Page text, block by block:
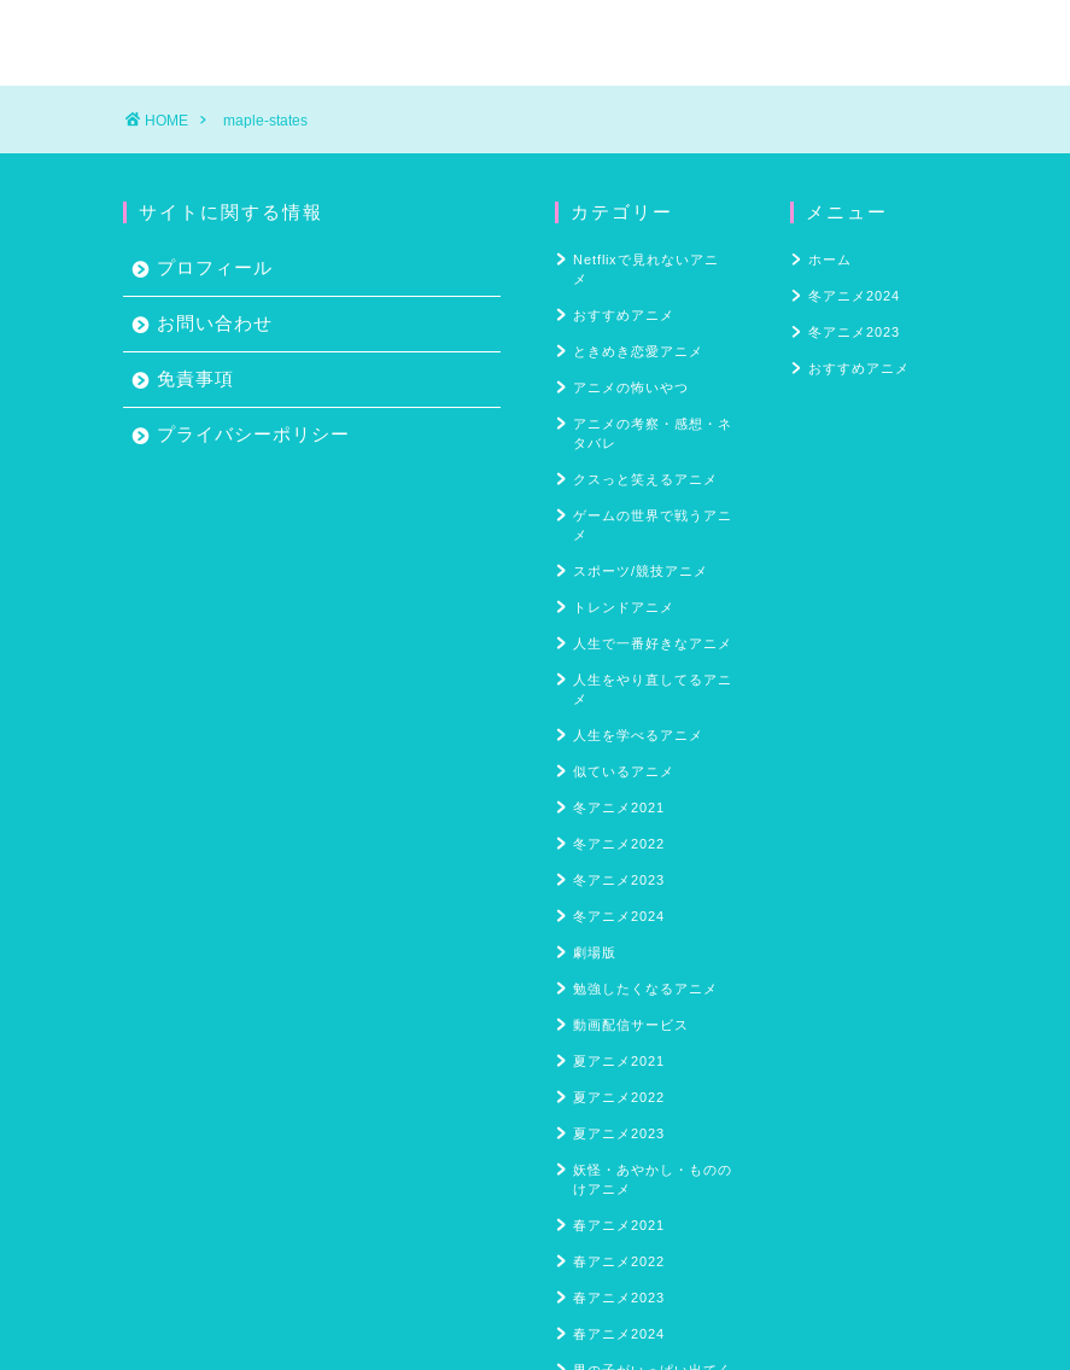
HOME maple-states
サイトに関する情報
プロフィール
お問い合わせ
免責事項
プライバシーポリシー
カテゴリー
Netflixで見れないアニ
メ
おすすめアニメ
ときめき恋愛アニメ
アニメの怖いやつ
アニメの考察・感想・ネ
タバレ
クスっと笑えるアニメ
ゲームの世界で戦うアニ
メ
スポーツ/競技アニメ
トレンドアニメ
人生で一番好きなアニメ
人生をやり直してるアニ
メ
人生を学べるアニメ
似ているアニメ
冬アニメ2021
冬アニメ2022
冬アニメ2023
冬アニメ2024
劇場版
勉強したくなるアニメ
動画配信サービス
夏アニメ2021
夏アニメ2022
夏アニメ2023
妖怪・あやかし・ものの
けアニメ
春アニメ2021
春アニメ2022
春アニメ2023
春アニメ2024
メニュー
ホーム
冬アニメ2024
冬アニメ2023
おすすめアニメ